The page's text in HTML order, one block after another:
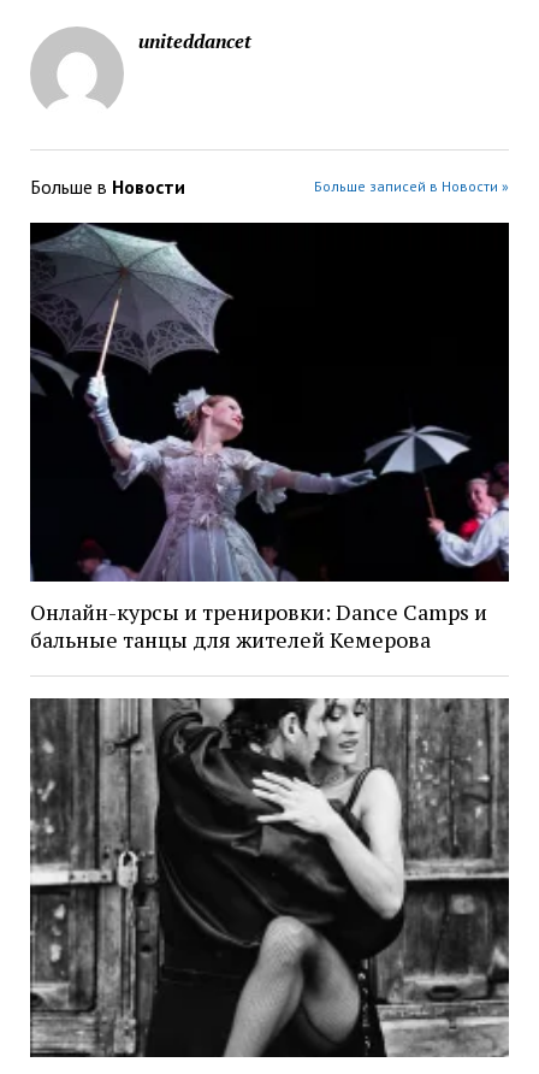
uniteddancet
Больше в Новости Больше записей в Новости »
Онлайн-курсы и тренировки: Dance Camps и
бальные танцы для жителей Кемерова